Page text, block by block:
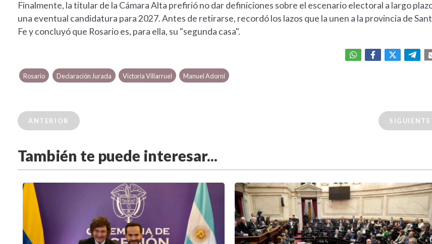
Finalmente, la titular de la Cámara Alta prefirió no dar definiciones sobre el escenario electoral a largo
una eventual candidatura para 2027. Antes de retirarse, recordó los lazos que la unen a la provincia de
Fe y concluyó que Rosario es, para ella, su "segunda casa".
Rosario Declaración Jurada Victoria Villarruel Manuel Adorni
ANTERIOR SIGUIENTE
También te puede interesar...